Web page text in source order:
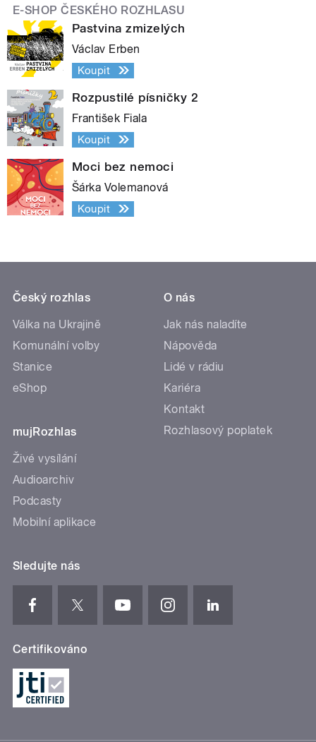
E-SHOP ČESKÉHO ROZHLASU
Pastvina zmizelých
Václav Erben
Koupit
Rozpustilé písničky 2
František Fiala
Koupit
Moci bez nemoci
Šárka Volemanová
Koupit
Český rozhlas
Válka na Ukrajině
Komunální volby
Stanice
eShop
mujRozhlas
Živé vysílání
Audioarchiv
Podcasty
Mobilní aplikace
O nás
Jak nás naladíte
Nápověda
Lidé v rádiu
Kariéra
Kontakt
Rozhlasový poplatek
Sledujte nás
Certifikováno